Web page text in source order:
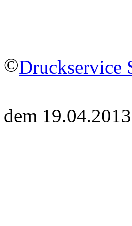
©Druckservice
dem